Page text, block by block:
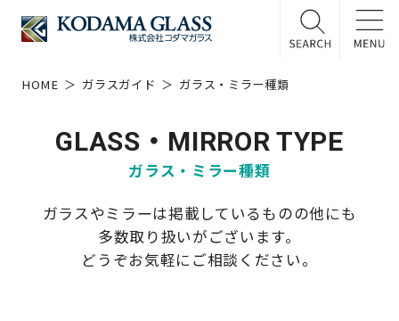
HOME ガラスガイド ガラス・ミラー種類
GLASS・MIRROR TYPE
ガラス・ミラー種類
ガラスやミラーは掲載しているものの他にも
多数取り扱いがございます。
どうぞお気軽にご相談ください。